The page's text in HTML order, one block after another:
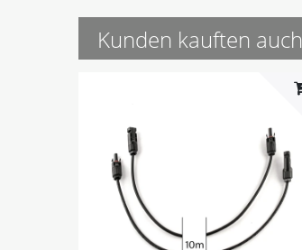
Kunden kauften auch